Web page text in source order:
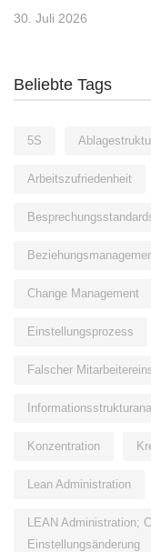
30. Juli 2026
Beliebte Tags
5S
Arbeitszufriedenheit
Change Management
Einstellungsprozess
Falscher
Konzentration
Lean Administration
LEAN Administration;
Einstellungsänderung